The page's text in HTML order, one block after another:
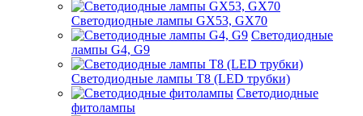
Светодиодные лампы GX53, GX70
Светодиодные
лампы G4, G9
Светодиодные лампы Т8 (LED трубки)
Светодиодные
фитолампы